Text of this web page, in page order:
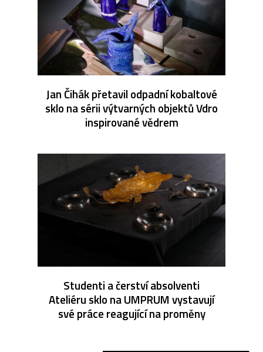
Jan Čihák přetavil odpadní kobaltové
sklo na sérii výtvarných objektů Vdro
inspirované vědrem
Studenti a čerství absolventi
Ateliéru sklo na UMPRUM vystavují
své práce reagující na proměny